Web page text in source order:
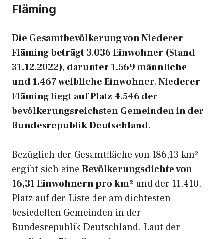
Fläming
Die Gesamtbevölkerung von Niederer
Fläming beträgt 3.036 Einwohner (Stand
31.12.2022), darunter 1.569 männliche
und 1.467 weibliche Einwohner. Niederer
Fläming liegt auf Platz 4.546 der
bevölkerungsreichsten Gemeinden in der
Bundesrepublik Deutschland.
Bezüglich der Gesamtfläche von 186,13 km²
ergibt sich eine Bevölkerungsdichte von
16,31 Einwohnern pro km² und der 11.410.
Platz auf der Liste der am dichtesten
besiedelten Gemeinden in der
Bundesrepublik Deutschland. Laut der